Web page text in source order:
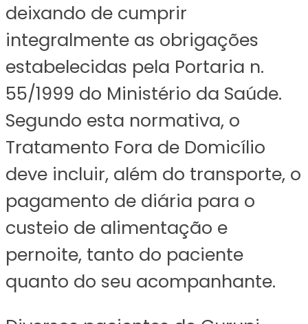
deixando de cumprir
integralmente as obrigações
estabelecidas pela Portaria n.
55/1999 do Ministério da Saúde.
Segundo esta normativa, o
Tratamento Fora de Domicílio
deve incluir, além do transporte, o
pagamento de diária para o
custeio de alimentação e
pernoite, tanto do paciente
quanto do seu acompanhante.